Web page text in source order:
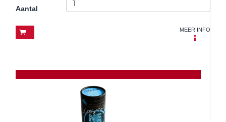
Aantal
MEER INFO